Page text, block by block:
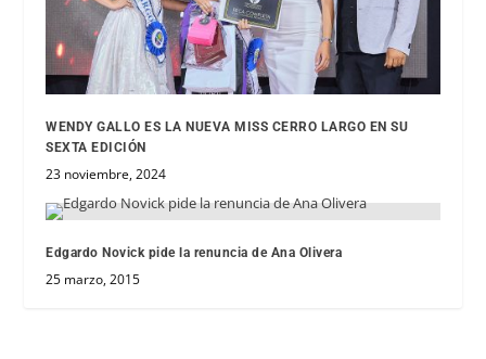
WENDY GALLO ES LA NUEVA MISS CERRO LARGO EN SU
SEXTA EDICIÓN
23 noviembre, 2024
Edgardo Novick pide la renuncia de Ana Olivera
25 marzo, 2015